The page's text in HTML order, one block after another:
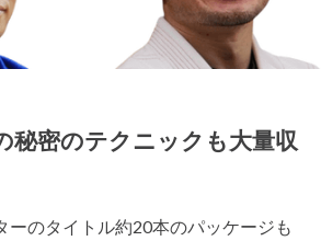
秘密のテクニックも大量収
ーのタイトル約20本のパッケージも